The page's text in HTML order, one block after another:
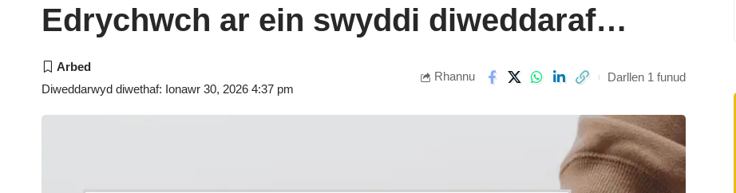
Edrychwch ar ein swyddi diweddaraf…
Diweddarwyd diwethaf: Ionawr 30, 2026 4:37 pm
Rhannu Darllen 1 funud